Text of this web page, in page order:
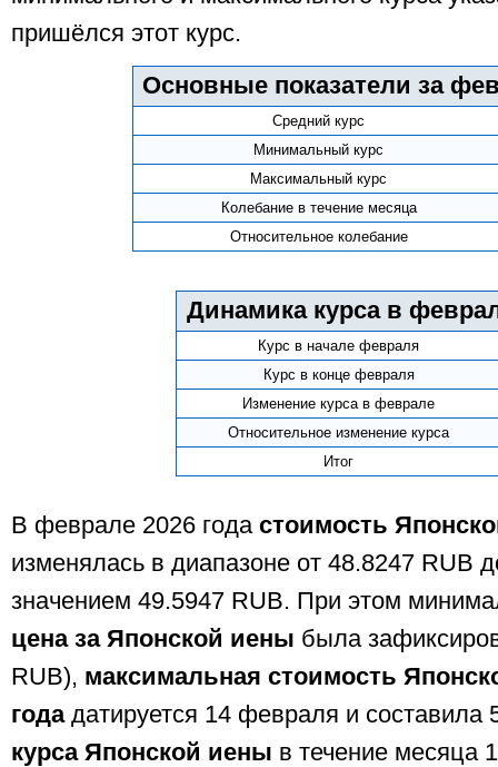
пришёлся этот курс.
Основные показатели за
Средний курс
Минимальный курс
Максимальный курс
Колебание в течение месяца
Относительное колебание
Динамика курса в
Курс в начале февраля
Курс в конце февраля
Изменение курса в феврале
Относительное изменение курса
Итог
В феврале 2026 года стоимость
изменялась в диапазоне от 48.8247 RUB
значением 49.5947 RUB. При этом
цена за Японской иены была
RUB), максимальная стоимость
годадатируется 14 февраля и составила
курса Японской иены в течение месяца